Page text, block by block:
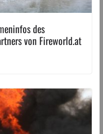
des
von Fireworld.at